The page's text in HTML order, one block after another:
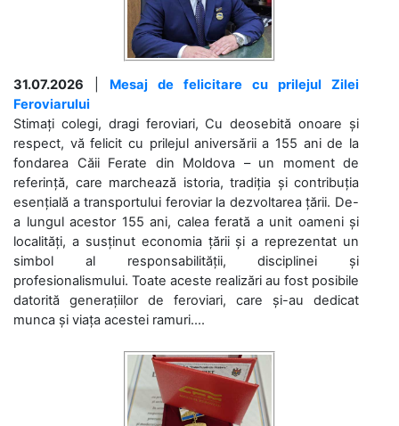
31.07.2026
Mesaj de felicitare cu prilejul Zilei
Feroviarului
Stimați colegi, dragi feroviari, Cu deosebită onoare și
respect, vă felicit cu prilejul aniversării a 155 ani de la
fondarea Căii Ferate din Moldova – un moment de
referință, care marchează istoria, tradiția și contribuția
esențială a transportului feroviar la dezvoltarea țării. De-
a lungul acestor 155 ani, calea ferată a unit oameni și
localități, a susținut economia țării și a reprezentat un
simbol al responsabilității, disciplinei și
profesionalismului. Toate aceste realizări au fost posibile
datorită generațiilor de feroviari, care și-au dedicat
munca și viața acestei ramuri....